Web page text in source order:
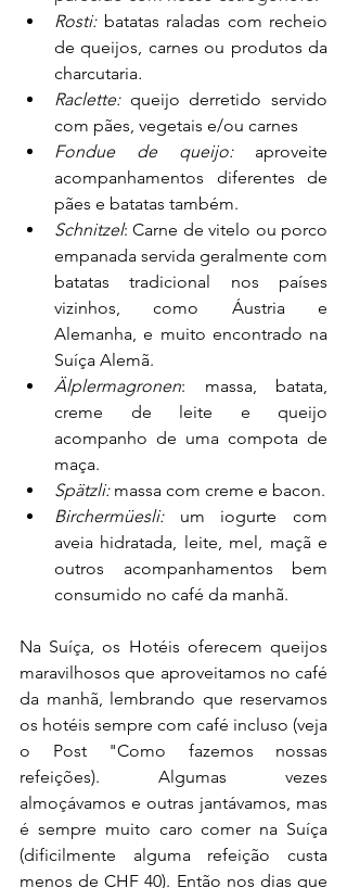
Rosti: batatas raladas com recheio
de queijos, carnes ou produtos da
charcutaria.
Raclette: queijo derretido servido
com pães, vegetais e/ou carnes
Fondue de queijo: aproveite
acompanhamentos diferentes de
pães e batatas também.
Schnitzel: Carne de vitelo ou porco
empanada servida geralmente com
batatas tradicional nos países
vizinhos, como Áustria e
Alemanha, e muito encontrado na
Suíça Alemã.
Älplermagronen: massa, batata,
creme de leite e queijo
acompanho de uma compota de
maça.
Spätzli: massa com creme e bacon.
Birchermüesli: um iogurte com
aveia hidratada, leite, mel, maçã e
outros acompanhamentos bem
consumido no café da manhã.
Na Suíça, os Hotéis oferecem queijos
maravilhosos que aproveitamos no café
da manhã, lembrando que reservamos
os hotéis sempre com café incluso (veja
o Post "Como fazemos nossas
refeições). Algumas vezes
almoçávamos e outras jantávamos, mas
é sempre muito caro comer na Suíça
(dificilmente alguma refeição custa
menos de CHF 40). Então nos dias que